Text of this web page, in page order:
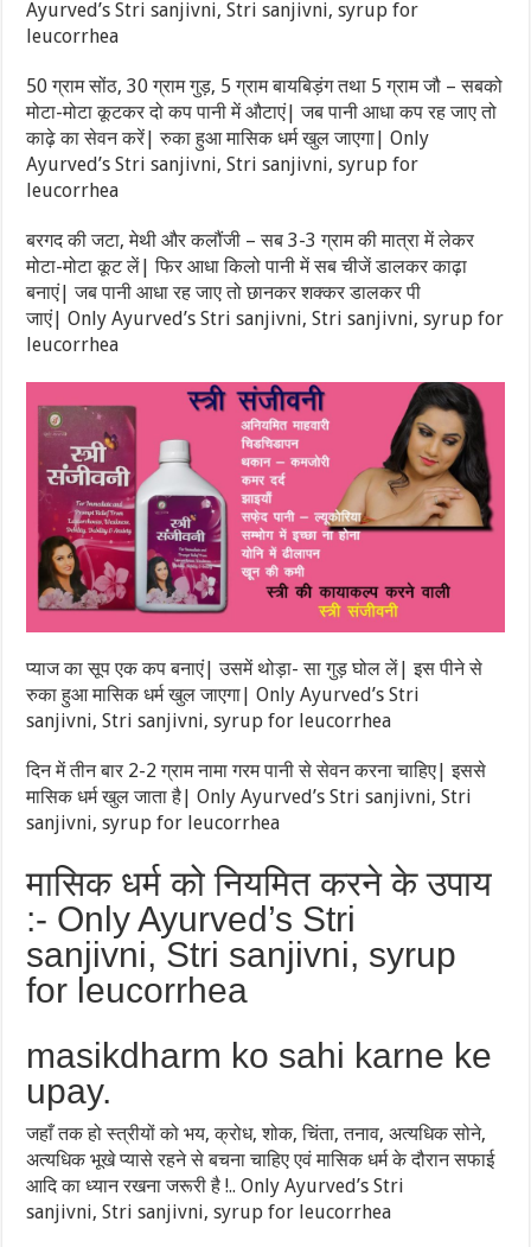
Ayurved’s Stri sanjivni, Stri sanjivni, syrup for
leucorrhea
50 ग्राम सोंठ, 30 ग्राम गुड़, 5 ग्राम बायबिड़ंग तथा 5 ग्राम जौ – सबको
मोटा-मोटा कूटकर दो कप पानी में औटाएं| जब पानी आधा कप रह जाए तो
काढ़े का सेवन करें| रुका हुआ मासिक धर्म खुल जाएगा| Only
Ayurved’s Stri sanjivni, Stri sanjivni, syrup for
leucorrhea
बरगद की जटा, मेथी और कलौंजी – सब 3-3 ग्राम की मात्रा में लेकर
मोटा-मोटा कूट लें| फिर आधा किलो पानी में सब चीजें डालकर काढ़ा
बनाएं| जब पानी आधा रह जाए तो छानकर शक्कर डालकर पी
जाएं| Only Ayurved’s Stri sanjivni, Stri sanjivni, syrup for
leucorrhea
प्याज का सूप एक कप बनाएं| उसमें थोड़ा- सा गुड़ घोल लें| इस पीने से
रुका हुआ मासिक धर्म खुल जाएगा| Only Ayurved’s Stri
sanjivni, Stri sanjivni, syrup for leucorrhea
दिन में तीन बार 2-2 ग्राम नामा गरम पानी से सेवन करना चाहिए| इससे
मासिक धर्म खुल जाता है| Only Ayurved’s Stri sanjivni, Stri
sanjivni, syrup for leucorrhea
मासिक धर्म को नियमित करने के उपाय
:- Only Ayurved’s Stri
sanjivni, Stri sanjivni, syrup
for leucorrhea
masikdharm ko sahi karne ke
upay.
जहाँ तक हो स्त्रीयों को भय, क्रोध, शोक, चिंता, तनाव, अत्यधिक सोने,
अत्यधिक भूखे प्यासे रहने से बचना चाहिए एवं मासिक धर्म के दौरान सफाई
आदि का ध्यान रखना जरूरी है !.. Only Ayurved’s Stri
sanjivni, Stri sanjivni, syrup for leucorrhea